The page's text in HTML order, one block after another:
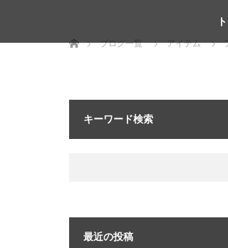
ブログ一覧
アイテム
キーワード検索
最近の投稿